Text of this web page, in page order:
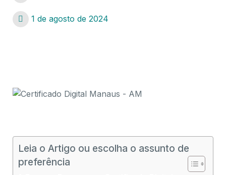
1 de agosto de 2024
Leia o Artigo ou escolha o assunto de
preferência